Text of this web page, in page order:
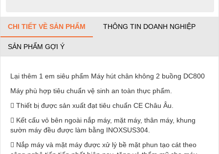
CHI TIẾT VỀ SẢN PHẨM THÔNG TIN DOANH NGHIỆP
SẢN PHẨM GỢI Ý
Lại thêm 1 em siêu phẩm Máy hút chân không 2 buồng DC800
Máy phù hợp tiêu chuẩn vệ sinh an toàn thực phẩm.
 Thiết bị được sản xuất đạt tiêu chuẩn CE Châu Âu.
 Kết cấu vỏ bên ngoài nắp máy, mặt máy, thân máy, khung
sườn máy đều được làm bằng INOXSUS304.
 Nắp máy và mặt máy được xử lý bề mặt phun tạo cát theo